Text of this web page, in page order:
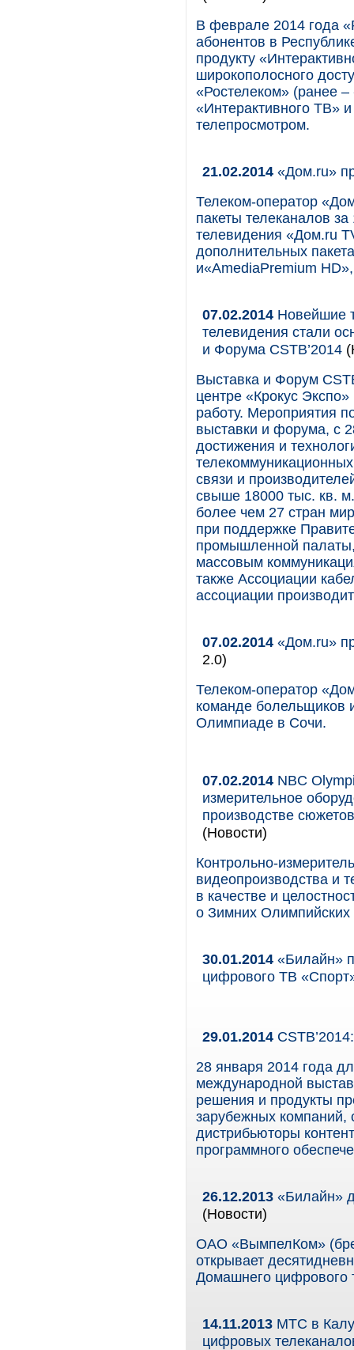
В феврале 2014 года
абонентов в
продукту
широкополосного
«Ростелеком» (ранее –
«Интерактивного ТВ»
телепросмотром.
21.02.2014 «Дом.ru»
Телеком-оператор
пакеты телеканалов
телевидения «Дом.ru
дополнительных
и«AmediaPremium
07.02.2014 Новейшие
телевидения стали
и Форума CSTB’2014
Выставка и Форум
центре «Крокус
работу. Мероприятия
выставки и форума, с
достижения и
связи и
свыше 18000 тыс. кв.
более чем 27 стран
при поддержке
промышленной палаты,
массовым
также Ассоциации
ассоциации
07.02.2014 «Дом.ru»
2.0)
Телеком-оператор
команде болельщиков
Олимпиаде в Сочи.
07.02.2014 NBC
измерительное
производстве
(Новости)
Контрольно-
видеопроизводства и
в качестве и
о Зимних Олимпийских
30.01.2014 «Билайн»
цифрового ТВ
29.01.2014
28 января 2014 года
международной
решения и продукты
зарубежных компаний,
дистрибьюторы
программного
26.12.2013 «Билайн»
(Новости)
ОАО «ВымпелКом»
открывает
Домашнего цифрового
14.11.2013 МТС в
цифровых